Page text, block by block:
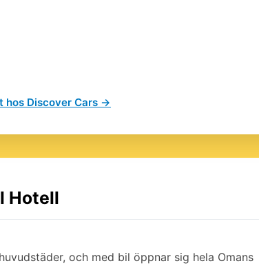
hos Discover Cars →
Hotell
och med bil öppnar sig hela Omans